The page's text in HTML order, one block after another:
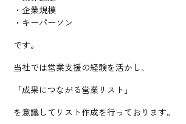
・企業規模
・キーパーソン
です。
当社では営業支援の経験を活かし、
「成果につながる営業リスト」
を意識してリスト作成を行っております。